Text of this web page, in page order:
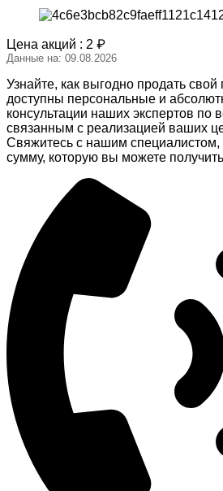
Цена акций : 2 ₽
Данные на: 09.08.2026
Узнайте, как выгодно продать свой
доступны персональные и
консультации наших экспертов по
связанным с реализацией ваших
Свяжитесь с нашим специалистом,
сумму, которую вы можете